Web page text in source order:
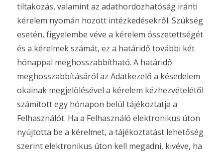
tiltakozás, valamint az adathordozhatóság iránti
kérelem nyomán hozott intézkedésekről. Szükség
esetén, figyelembe véve a kérelem összetettségét
és a kérelmek számát, ez a határidő további két
hónappal meghosszabbítható. A határidő
meghosszabbításáról az Adatkezelő a késedelem
okainak megjelölésével a kérelem kézhezvételétől
számított egy hónapon belül tájékoztatja a
Felhasználót. Ha a Felhasználó elektronikus úton
nyújtotta be a kérelmet, a tájékoztatást lehetőség
szerint elektronikus úton kell megadni, kivéve, ha